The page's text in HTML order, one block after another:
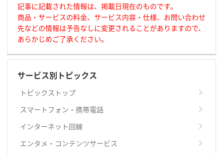
記事に記載された情報は、掲載日現在のものです。
商品・サービスの料金、サービス内容・仕様、お問い合わせ
先などの情報は予告なしに変更されることがありますので、
あらかじめご了承ください。
サービス別トピックス
トピックストップ
スマートフォン・携帯電話
インターネット回線
エンタメ・コンテンツサービス